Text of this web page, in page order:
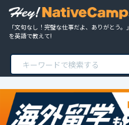
「文句なし！完璧な仕事だよ、ありがとう。」
を英語で教えて!